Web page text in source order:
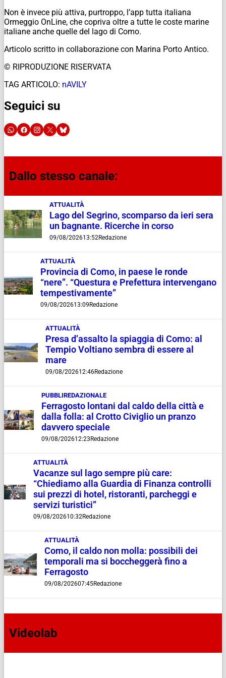
Non è invece più attiva, purtroppo, l’app tutta italiana
Ormeggio OnLine, che copriva oltre a tutte le coste marine
italiane anche quelle del lago di Como.
Articolo scritto in collaborazione con Marina Porto Antico.
© RIPRODUZIONE RISERVATA
TAG ARTICOLO: nAVILY
Seguici su
Dallo stesso canale:
ATTUALITÀ
Lago del Segrino, scomparso da ieri sera
un bagnante. Ricerche in corso
09/08/202613:52Redazione
ATTUALITÀ
Provincia di Como, in paese le ronde
“nere”. “Questura e Prefettura intervengano
tempestivamente”
09/08/202613:09 Redazione
ATTUALITÀ
Presa d’assalto la spiaggia di Como: al
Tempio Voltiano sembra di essere al
mare
09/08/202612:46Redazione
PUBBLIREDAZIONALE
Ferragosto lontani dal caldo della città e
dalla folla: al Crotto Civiglio un pranzo
davvero speciale
09/08/202612:23 Redazione
ATTUALITÀ
Vacanze sul lago sempre più care:
“Chiediamo alla Guardia di Finanza controlli
sui prezzi di hotel, ristoranti, parcheggi e
servizi turistici”
09/08/202610:32Redazione
ATTUALITÀ
Como, il caldo non molla: possibili dei
temporali ma si boccheggerà fino a
Ferragosto
09/08/202607:45Redazione
Videolab